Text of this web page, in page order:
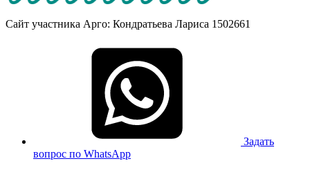
Сайт участника Арго: Кондратьева Лариса 1502661
Задать
вопрос по WhatsApp